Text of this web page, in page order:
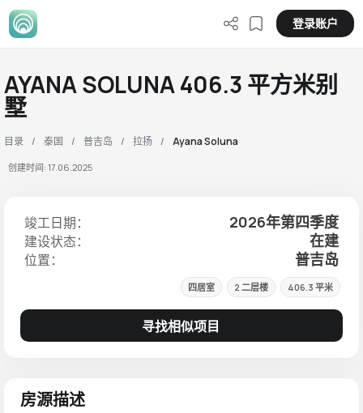
登录账户
AYANA SOLUNA 406.3 平方米别
墅
目录 泰国 普吉岛 拉扬 Ayana Soluna
创建时间: 17.06.2025
竣工日期： 2026年第四季度
建设状态： 在建
位置： 普吉岛
四居室 2 二层楼 406.3 平米
寻找相似项目
房源描述